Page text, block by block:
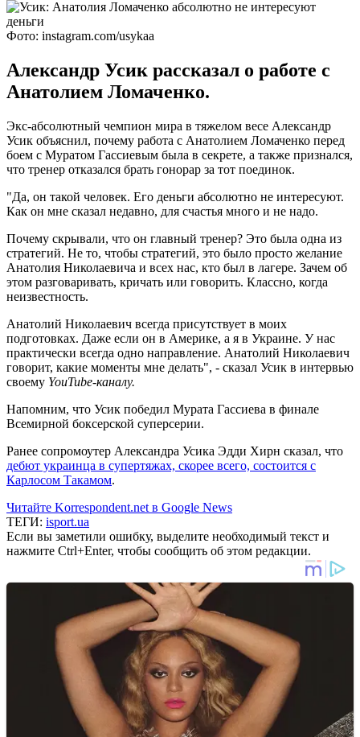
Фото: instagram.com/usykaa
Александр Усик рассказал о работе с
Анатолием Ломаченко.
Экс-абсолютный чемпион мира в тяжелом весе Александр
Усик объяснил, почему работа с Анатолием Ломаченко перед
боем с Муратом Гассиевым была в секрете, а также признался,
что тренер отказался брать гонорар за тот поединок.
"Да, он такой человек. Его деньги абсолютно не интересуют.
Как он мне сказал недавно, для счастья много и не надо.
Почему скрывали, что он главный тренер? Это была одна из
стратегий. Не то, чтобы стратегий, это было просто желание
Анатолия Николаевича и всех нас, кто был в лагере. Зачем об
этом разговаривать, кричать или говорить. Классно, когда
неизвестность.
Анатолий Николаевич всегда присутствует в моих
подготовках. Даже если он в Америке, а я в Украине. У нас
практически всегда одно направление. Анатолий Николаевич
говорит, какие моменты мне делать", - сказал Усик в интервью
своему YouTube-каналу.
Напомним, что Усик победил Мурата Гассиева в финале
Всемирной боксерской суперсерии.
Ранее сопромоутер Александра Усика Эдди Хирн сказал, что
дебют украинца в супертяжах, скорее всего, состоится с
Карлосом Такамом.
Читайте Korrespondent.net в Google News
ТЕГИ: isport.ua
Если вы заметили ошибку, выделите необходимый текст и
нажмите Ctrl+Enter, чтобы сообщить об этом редакции.